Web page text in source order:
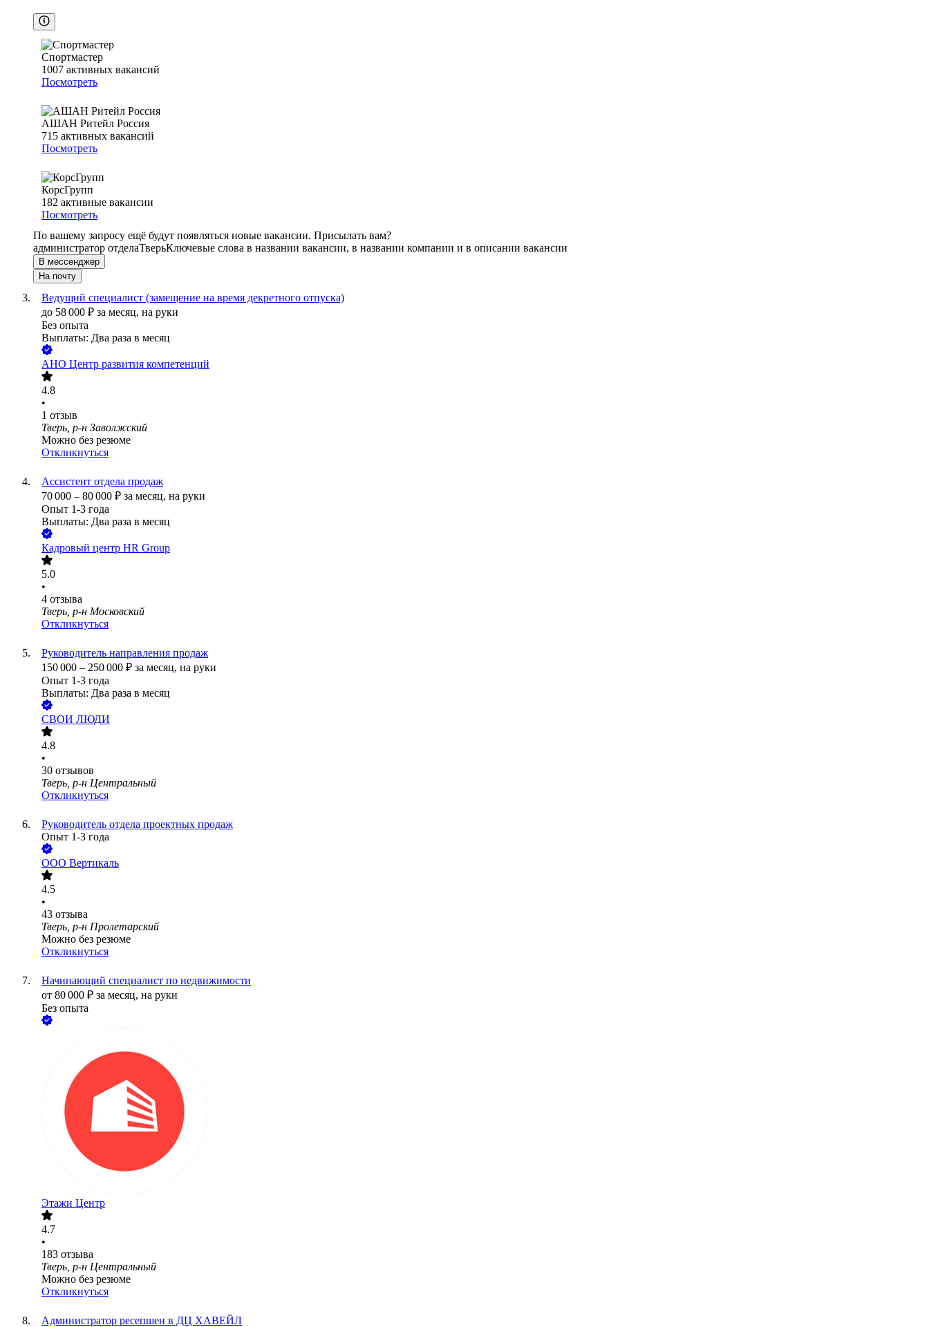
Спортмастер
1007 активных вакансий
Посмотреть
АШАН Ритейл Россия
715 активных вакансий
Посмотреть
КорсГрупп
182 активные вакансии
Посмотреть
По вашему запросу ещё будут появляться новые вакансии. Присылать вам?
администратор отделаТверьКлючевые слова в названии вакансии, в названии компании и в описании вакансии
В мессенджер
На почту
Ведущий специалист (замещение на время декретного отпуска)
до 58 000 ₽ за месяц, на руки
Без опыта
Выплаты: Два раза в месяц
АНО Центр развития компетенций
4.8
•
1 отзыв
Тверь, р-н Заволжский
Можно без резюме
Откликнуться
Ассистент отдела продаж
70 000 – 80 000 ₽ за месяц, на руки
Опыт 1-3 года
Выплаты: Два раза в месяц
Кадровый центр HR Group
5.0
•
4 отзыва
Тверь, р-н Московский
Откликнуться
Руководитель направления продаж
150 000 – 250 000 ₽ за месяц, на руки
Опыт 1-3 года
Выплаты: Два раза в месяц
СВОИ ЛЮДИ
4.8
•
30 отзывов
Тверь, р-н Центральный
Откликнуться
Руководитель отдела проектных продаж
Опыт 1-3 года
ООО Вертикаль
4.5
•
43 отзыва
Тверь, р-н Пролетарский
Можно без резюме
Откликнуться
Начинающий специалист по недвижимости
от 80 000 ₽ за месяц, на руки
Без опыта
Этажи Центр
4.7
•
183 отзыва
Тверь, р-н Центральный
Можно без резюме
Откликнуться
Администратор ресепшен в ДЦ ХАВЕЙЛ